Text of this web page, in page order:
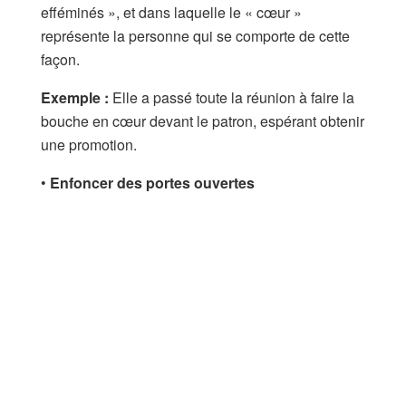
efféminés », et dans laquelle le « cœur »
représente la personne qui se comporte de cette
façon.
Exemple : Elle a passé toute la réunion à faire la
bouche en cœur devant le patron, espérant obtenir
une promotion.
• Enfoncer des portes ouvertes